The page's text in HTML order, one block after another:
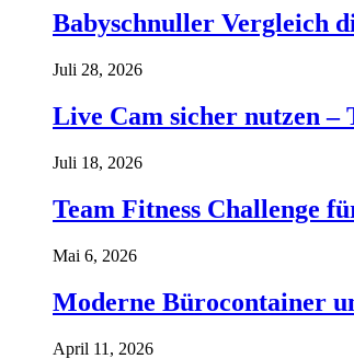
Babyschnuller Vergleich
Juli 28, 2026
Live Cam sicher nutzen –
Juli 18, 2026
Team Fitness Challenge
Mai 6, 2026
Moderne Bürocontainer
April 11, 2026